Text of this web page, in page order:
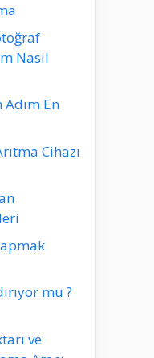
Nasıl
En
Cihazı
mu ?
ve